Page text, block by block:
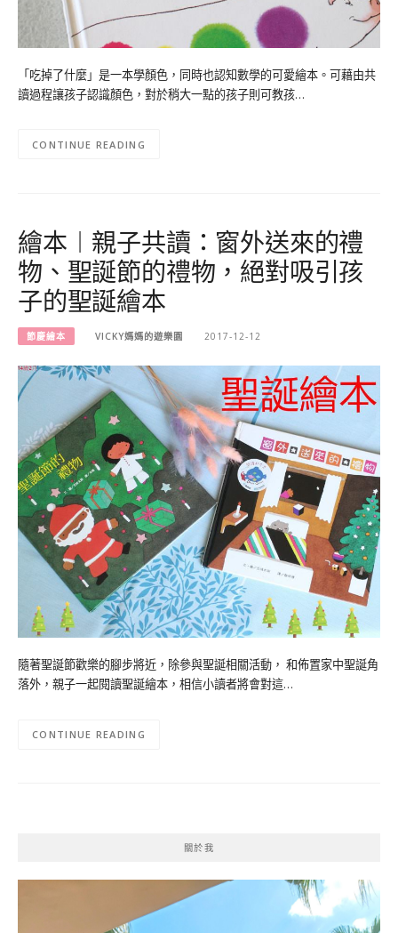
「吃掉了什麼」是一本學顏色，同時也認知數學的可愛繪本。可藉由共
讀過程讓孩子認識顏色，對於稍大一點的孩子則可教孩…
CONTINUE READING
繪本︱親子共讀：窗外送來的禮
物、聖誕節的禮物，絕對吸引孩
子的聖誕繪本
節慶繪本 VICKY媽媽的遊樂園 2017-12-12
隨著聖誕節歡樂的腳步將近，除參與聖誕相關活動， 和佈置家中聖誕角
落外，親子一起閱讀聖誕繪本，相信小讀者將會對這…
CONTINUE READING
關於我